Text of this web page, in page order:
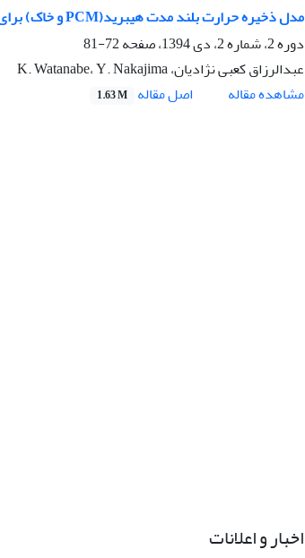
مدل ذخیره حرارت بلند مدت هیبرید(PCM و خاک) برای سیستم گرمایش خورشیدی
دوره 2، شماره 2، دی 1394، صفحه
72-81
عبدالرزاق کعبی نژادیان، K. Watanabe، Y. Nakajima
مشاهده مقاله
اصل مقاله 1.63 M
اخبار و اعلانات